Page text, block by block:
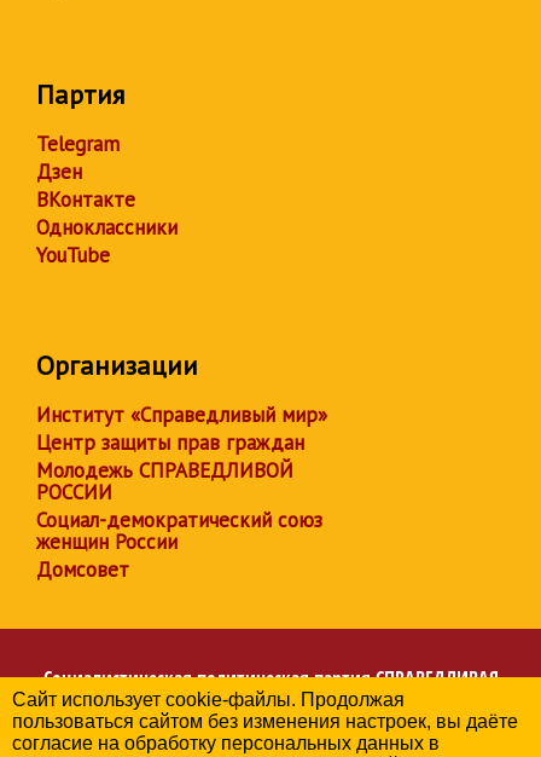
Партия
Telegram
Дзен
ВКонтакте
Одноклассники
YouTube
Организации
Институт «Справедливый мир»
Центр защиты прав граждан
Молодежь СПРАВЕДЛИВОЙ
РОССИИ
Социал-демократический союз
женщин России
Домсовет
Социалистическая политическая партияСПРАВЕДЛИВАЯ
РОССИЯ
Региональное отделение партии в Ивановской области
Сайт использует cookie-файлы. Продолжая
пользоваться сайтом без изменения настроек, вы даёте
согласие на обработку персональных данных в